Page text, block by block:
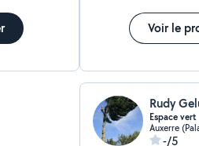
Voir le
Rudy
Espace vert
-/5